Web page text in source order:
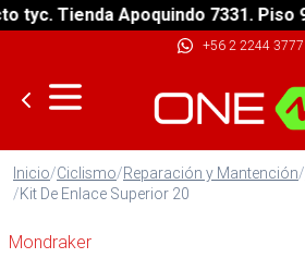
Tienda Apoquindo 7331. Piso 9.
+56 2 2244 3777
Inicio/Ciclismo/Reparación y Mantención/
/Kit De Enlace Superior 20
Mondraker